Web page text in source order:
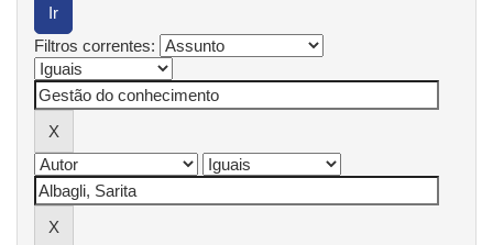
Filtros correntes: